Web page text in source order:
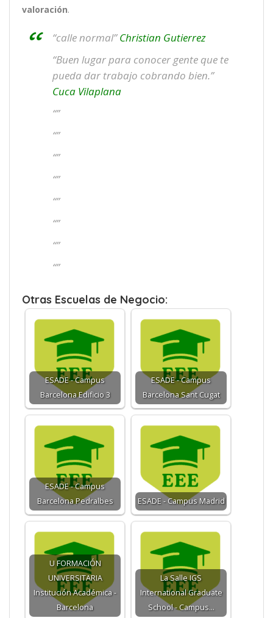
valoración.
“calle normal” Christian Gutierrez
“Buen lugar para conocer gente que te
pueda dar trabajo cobrando bien.”
Cuca Vilaplana
“”
“”
“”
“”
“”
“”
“”
“”
Otras Escuelas de Negocio:
ESADE - Campus
Barcelona Edificio 3
ESADE - Campus
Barcelona Sant Cugat
ESADE - Campus
Barcelona Pedralbes
ESADE - Campus Madrid
U FORMACIÓN
UNIVERSITARIA
Institución Académica -
Barcelona
La Salle IGS
International Graduate
School - Campus…